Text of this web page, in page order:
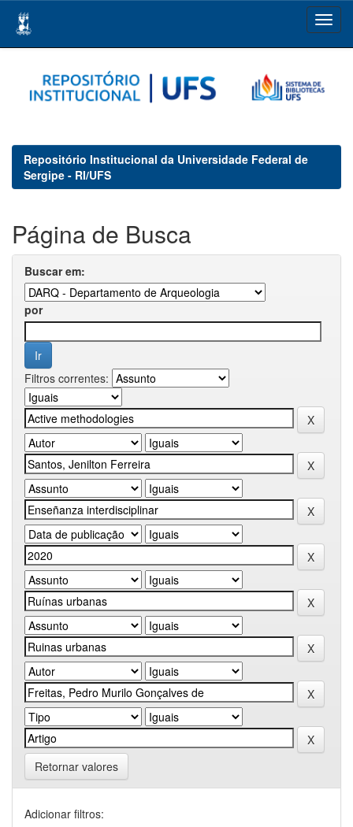
navigation
Repositório Institucional da Universidade Federal de
Sergipe - RI/UFS
Página de Busca
Buscar em:
por
Filtros correntes:
Retornar valores
Adicionar filtros: